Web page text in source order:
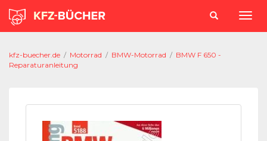
kfz-buecher.de / Motorrad / BMW-Motorrad / BMW F 650 -
Reparaturanleitung